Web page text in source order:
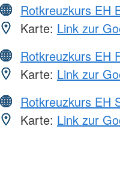
Rotkreuzkurs EH
Karte: Link zur
Rotkreuzkurs EH
Karte: Link zur
Rotkreuzkurs EH
Karte: Link zur